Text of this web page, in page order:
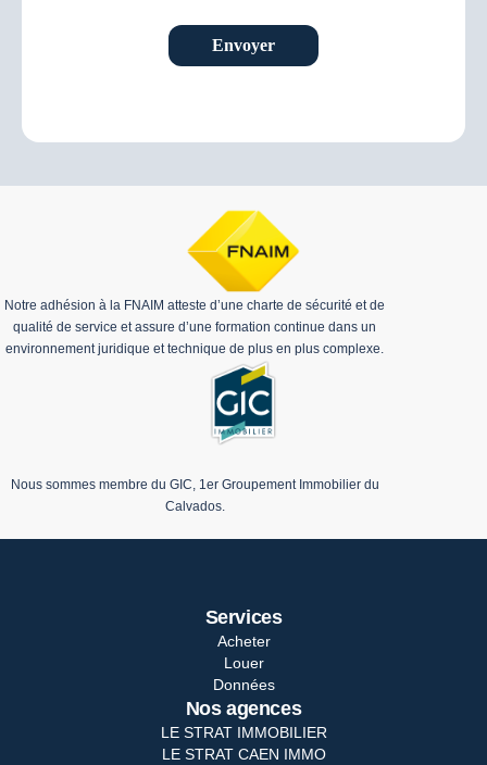
Envoyer
Notre adhésion à la FNAIM atteste d’une charte de sécurité et de
qualité de service et assure d’une formation continue dans un
environnement juridique et technique de plus en plus complexe.
Nous sommes membre du GIC, 1er Groupement Immobilier du
Calvados.
Services
Acheter
Louer
Données
Nos agences
LE STRAT IMMOBILIER
LE STRAT CAEN IMMO